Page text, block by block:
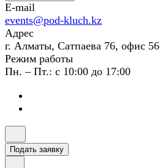
E-mail
events@pod-kluch.kz
Адрес
г. Алматы, Сатпаева 76, офис 56
Режим работы
Пн. – Пт.: с 10:00 до 17:00
Подать заявку